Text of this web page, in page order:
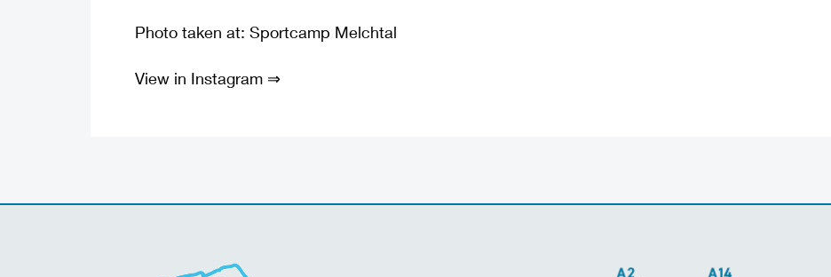
Photo taken at: Sportcamp Melchtal
View in Instagram ⇒